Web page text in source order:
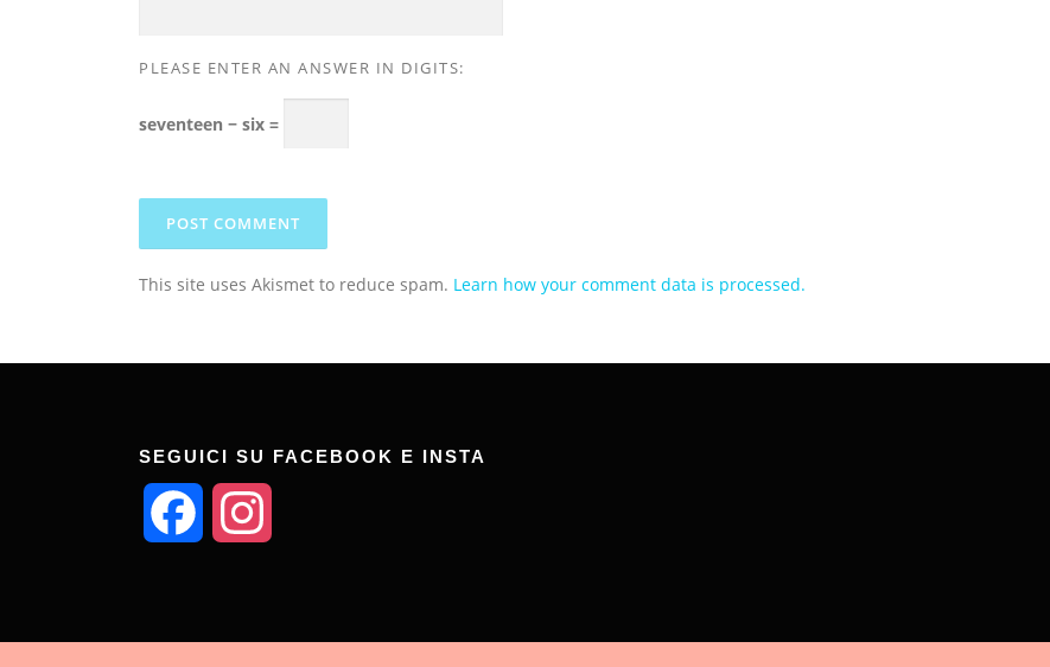
PLEASE ENTER AN ANSWER IN DIGITS:
seventeen − six =
This site uses Akismet to reduce spam. Learn how your comment data is processed.
SEGUICI SU FACEBOOK E INSTA
Facebook